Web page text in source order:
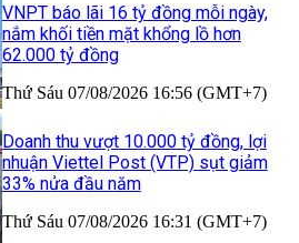
VNPT báo lãi 16 tỷ đồng mỗi ngày,
nắm khối tiền mặt khổng lồ hơn
62.000 tỷ đồng
Thứ Sáu 07/08/2026 16:56 (GMT+7)
Doanh thu vượt 10.000 tỷ đồng, lợi
nhuận Viettel Post (VTP) sụt giảm
33% nửa đầu năm
Thứ Sáu 07/08/2026 16:31 (GMT+7)